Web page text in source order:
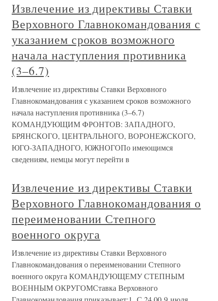
Извлечение из директивы Ставки
Верховного Главнокомандования с
указанием сроков возможного
начала наступления противника
(3–6.7)
Извлечение из директивы Ставки Верховного
Главнокомандования с указанием сроков возможного
начала наступления противника (3–6.7)
КОМАНДУЮЩИМ ФРОНТОВ: ЗАПАДНОГО,
БРЯНСКОГО, ЦЕНТРАЛЬНОГО, ВОРОНЕЖСКОГО,
ЮГО-ЗАПАДНОГО, ЮЖНОГОПо имеющимся
сведениям, немцы могут перейти в
Извлечение из директивы Ставки
Верховного Главнокомандования о
переименовании Степного
военного округа
Извлечение из директивы Ставки Верховного
Главнокомандования о переименовании Степного
военного округа КОМАНДУЮЩЕМУ СТЕПНЫМ
ВОЕННЫМ ОКРУГОМСтавка Верховного